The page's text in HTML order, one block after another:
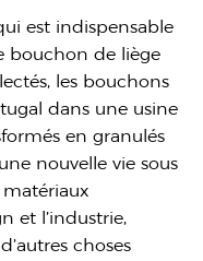
est indispensable
bouchon de liège
les bouchons
dans une usine
en granulés
nouvelle vie sous
et l’industrie,
choses